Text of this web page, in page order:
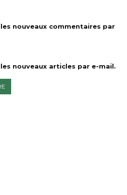
nouveaux commentaires par
nouveaux articles par e-mail.